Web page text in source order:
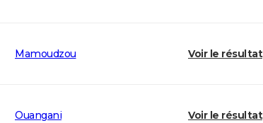
Mamoudzou Voir le résultat
Ouangani Voir le résultat